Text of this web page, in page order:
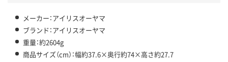
メーカー：アイリスオーヤマ
ブランド：アイリスオーヤマ
重量：約2604g
商品サイズ（cm）：幅約37.6×奥行約74×高さ約27.7